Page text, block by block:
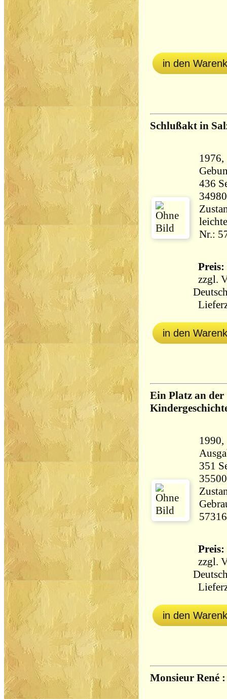
in den
Schlußakt in
436 Seiten
Nr.:
Preis:
zzgl.
in den
Ein Platz an der
1990,
351 Seiten
57316
Preis:
zzgl.
in den
Monsieur René